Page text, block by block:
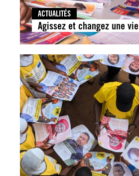
ACTUALITÉS
Agissez et changez une vie